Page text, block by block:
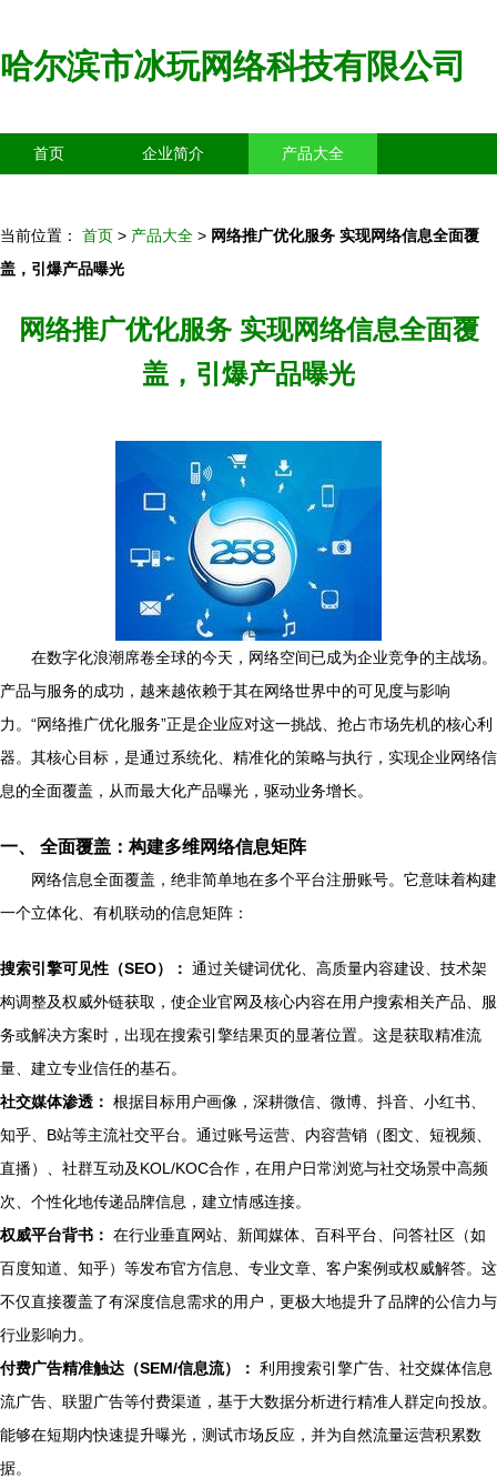
哈尔滨市冰玩网络科技有限公司
首页 企业简介 产品大全
当前位置： 首页 > 产品大全 > 网络推广优化服务 实现网络信息全面覆
盖，引爆产品曝光
网络推广优化服务 实现网络信息全面覆
盖，引爆产品曝光
在数字化浪潮席卷全球的今天，网络空间已成为企业竞争的主战场。
产品与服务的成功，越来越依赖于其在网络世界中的可见度与影响
力。“网络推广优化服务”正是企业应对这一挑战、抢占市场先机的核心利
器。其核心目标，是通过系统化、精准化的策略与执行，实现企业网络信
息的全面覆盖，从而最大化产品曝光，驱动业务增长。
一、 全面覆盖：构建多维网络信息矩阵
网络信息全面覆盖，绝非简单地在多个平台注册账号。它意味着构建
一个立体化、有机联动的信息矩阵：
搜索引擎可见性（SEO）： 通过关键词优化、高质量内容建设、技术架
构调整及权威外链获取，使企业官网及核心内容在用户搜索相关产品、服
务或解决方案时，出现在搜索引擎结果页的显著位置。这是获取精准流
量、建立专业信任的基石。
社交媒体渗透： 根据目标用户画像，深耕微信、微博、抖音、小红书、
知乎、B站等主流社交平台。通过账号运营、内容营销（图文、短视频、
直播）、社群互动及KOL/KOC合作，在用户日常浏览与社交场景中高频
次、个性化地传递品牌信息，建立情感连接。
权威平台背书： 在行业垂直网站、新闻媒体、百科平台、问答社区（如
百度知道、知乎）等发布官方信息、专业文章、客户案例或权威解答。这
不仅直接覆盖了有深度信息需求的用户，更极大地提升了品牌的公信力与
行业影响力。
付费广告精准触达（SEM/信息流）： 利用搜索引擎广告、社交媒体信息
流广告、联盟广告等付费渠道，基于大数据分析进行精准人群定向投放。
能够在短期内快速提升曝光，测试市场反应，并为自然流量运营积累数
据。